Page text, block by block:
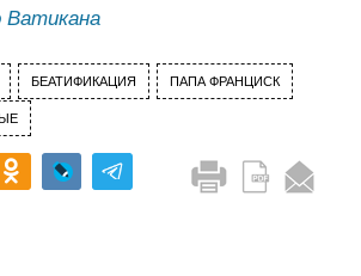
Ватикана
БЕАТИФИКАЦИЯ ПАПА ФРАНЦИСК